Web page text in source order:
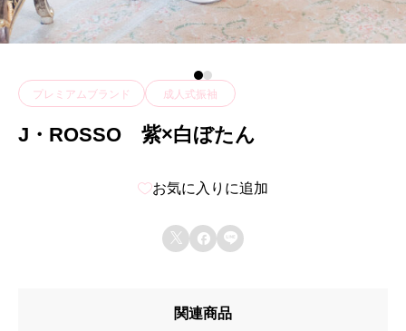
プレミアムブランド 成人式振袖
J・ROSSO 紫×白ぼたん
お気に入りに追加
  
関連商品